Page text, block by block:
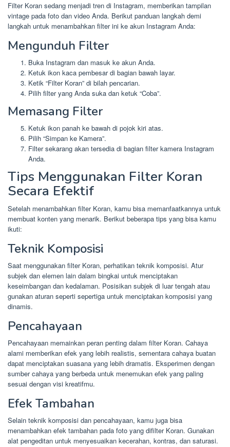
Filter Koran sedang menjadi tren di Instagram, memberikan tampilan
vintage pada foto dan video Anda. Berikut panduan langkah demi
langkah untuk menambahkan filter ini ke akun Instagram Anda:
Mengunduh Filter
Buka Instagram dan masuk ke akun Anda.
Ketuk ikon kaca pembesar di bagian bawah layar.
Ketik “Filter Koran” di bilah pencarian.
Pilih filter yang Anda suka dan ketuk “Coba”.
Memasang Filter
Ketuk ikon panah ke bawah di pojok kiri atas.
Pilih “Simpan ke Kamera”.
Filter sekarang akan tersedia di bagian filter kamera Instagram
Anda.
Tips Menggunakan Filter Koran
Secara Efektif
Setelah menambahkan filter Koran, kamu bisa memanfaatkannya untuk
membuat konten yang menarik. Berikut beberapa tips yang bisa kamu
ikuti:
Teknik Komposisi
Saat menggunakan filter Koran, perhatikan teknik komposisi. Atur
subjek dan elemen lain dalam bingkai untuk menciptakan
keseimbangan dan kedalaman. Posisikan subjek di luar tengah atau
gunakan aturan seperti sepertiga untuk menciptakan komposisi yang
dinamis.
Pencahayaan
Pencahayaan memainkan peran penting dalam filter Koran. Cahaya
alami memberikan efek yang lebih realistis, sementara cahaya buatan
dapat menciptakan suasana yang lebih dramatis. Eksperimen dengan
sumber cahaya yang berbeda untuk menemukan efek yang paling
sesuai dengan visi kreatifmu.
Efek Tambahan
Selain teknik komposisi dan pencahayaan, kamu juga bisa
menambahkan efek tambahan pada foto yang difilter Koran. Gunakan
alat pengeditan untuk menyesuaikan kecerahan, kontras, dan saturasi.